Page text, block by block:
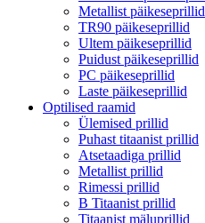
Metallist päikeseprillid
TR90 päikeseprillid
Ultem päikeseprillid
Puidust päikeseprillid
PC päikeseprillid
Laste päikeseprillid
Optilised raamid
Ülemised prillid
Puhast titaanist prillid
Atsetaadiga prillid
Metallist prillid
Rimessi prillid
B Titaanist prillid
Titaanist mäluprillid